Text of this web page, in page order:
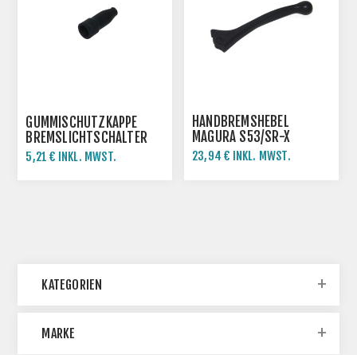
GUMMISCHUTZKAPPE
BREMSLICHTSCHALTER
SIMSON
5,21 € INKL. MWST.
HANDBREMSHEBEL
MAGURA S53/SR-X
23,94 € INKL. MWST.
KATEGORIEN
MARKE